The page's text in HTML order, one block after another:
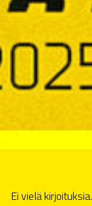
Ei vielä kirjoituksia.